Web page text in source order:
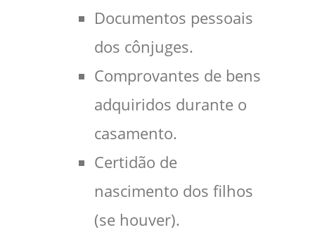
Documentos pessoais
dos cônjuges.
Comprovantes de bens
adquiridos durante o
casamento.
Certidão de
nascimento dos filhos
(se houver).